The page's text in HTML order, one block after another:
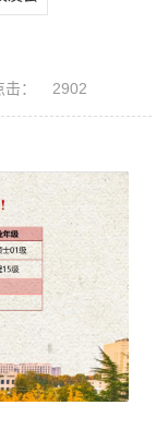
击： 2902